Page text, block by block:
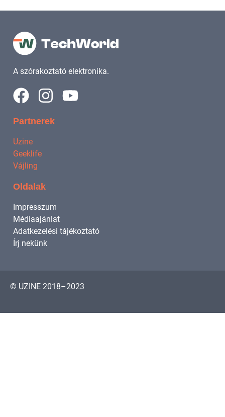
A szórakoztató elektronika.
Partnerek
Uzine
Geeklife
Vájling
Oldalak
Impresszum
Médiaajánlat
Adatkezelési tájékoztató
Írj nekünk
© UZINE 2018–2023